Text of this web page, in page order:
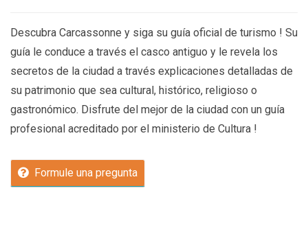
Descubra Carcassonne y siga su guía oficial de turismo ! Su
guía le conduce a través el casco antiguo y le revela los
secretos de la ciudad a través explicaciones detalladas de
su patrimonio que sea cultural, histórico, religioso o
gastronómico. Disfrute del mejor de la ciudad con un guía
profesional acreditado por el ministerio de Cultura !
Formule una pregunta